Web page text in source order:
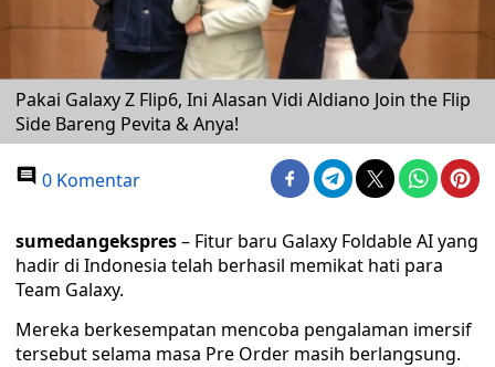
Pakai Galaxy Z Flip6, Ini Alasan Vidi Aldiano Join the Flip
Side Bareng Pevita & Anya!
0 Komentar
sumedangekspres– Fitur baru Galaxy Foldable AI yang
hadir di Indonesia telah berhasil memikat hati para
Team Galaxy.
Mereka berkesempatan mencoba pengalaman imersif
tersebut selama masa Pre Order masih berlangsung.